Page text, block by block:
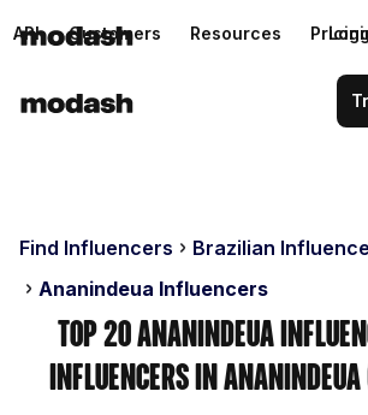
API Customers Resources
Find Influencers
Brazilian
Ananindeua Influencers
Top 20 Ananindeua
Influencers in Ananindeua